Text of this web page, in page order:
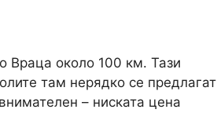
Враца около 100 км. Тази
там нерядко се предлагат
– ниската цена